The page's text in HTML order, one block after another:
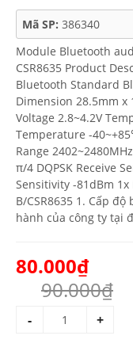
Mã SP: 386340
Module Bluetooth
CSR8635 Product
Bluetooth Standard
Dimension 28.5mm
Voltage 2.8~4.2V
Temperature -
Range
π/4 DQPSK Receive
Sensitivity -81dBm
B/CSR8635 1. Cấp
hành của công ty tại
80.000₫
90.000₫
- +